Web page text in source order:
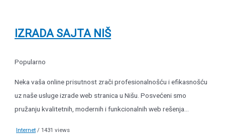
IZRADA SAJTA NIŠ
Popularno
Neka vaša online prisutnost zrači profesionalnošću i efikasnošću
uz naše usluge izrade web stranica u Nišu. Posvećeni smo
pružanju kvalitetnih, modernih i funkcionalnih web rešenja...
Internet / 1431 views